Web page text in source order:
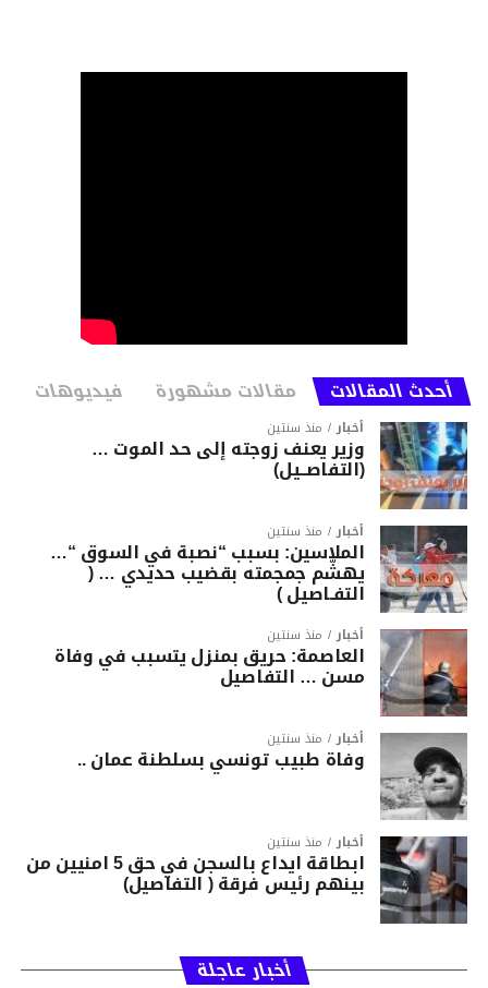
أحدث المقالات مقالات مشهورة فيديوهات
أخبار منذ سنتين
وزير يعنف زوجته إلى حد الموت …
(التفاصــيل)
أخبار منذ سنتين
الملاسين: بسبب “نصبة في السوق “…
يهشّم جمجمته بقضيب حديدي … (
التفـاصيل )
أخبار منذ سنتين
العاصمة: حريق بمنزل يتسبب في وفاة
مسن … التفاصيل
أخبار منذ سنتين
وفاة طبيب تونسي بسلطنة عمان ..
أخبار منذ سنتين
ابطاقة ايداع بالسجن في حق 5 امنيين من
بينهم رئيس فرقة ( التفاصيل)
أخبار عاجلة